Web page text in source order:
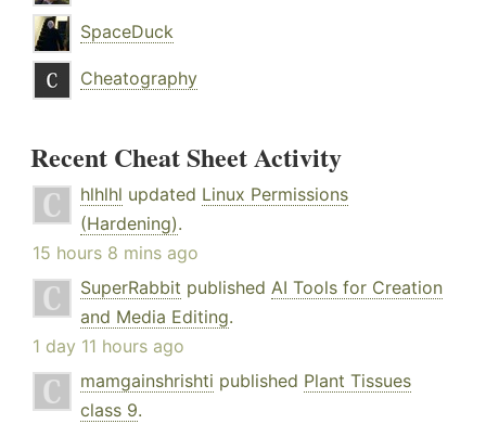
SpaceDuck
Cheatography
Recent Cheat Sheet Activity
hlhlhl updated Linux Permissions
(Hardening).
15 hours 8 mins ago
SuperRabbit published AI Tools for Creation
and Media Editing.
1 day 11 hours ago
mamgainshrishti published Plant Tissues
class 9.